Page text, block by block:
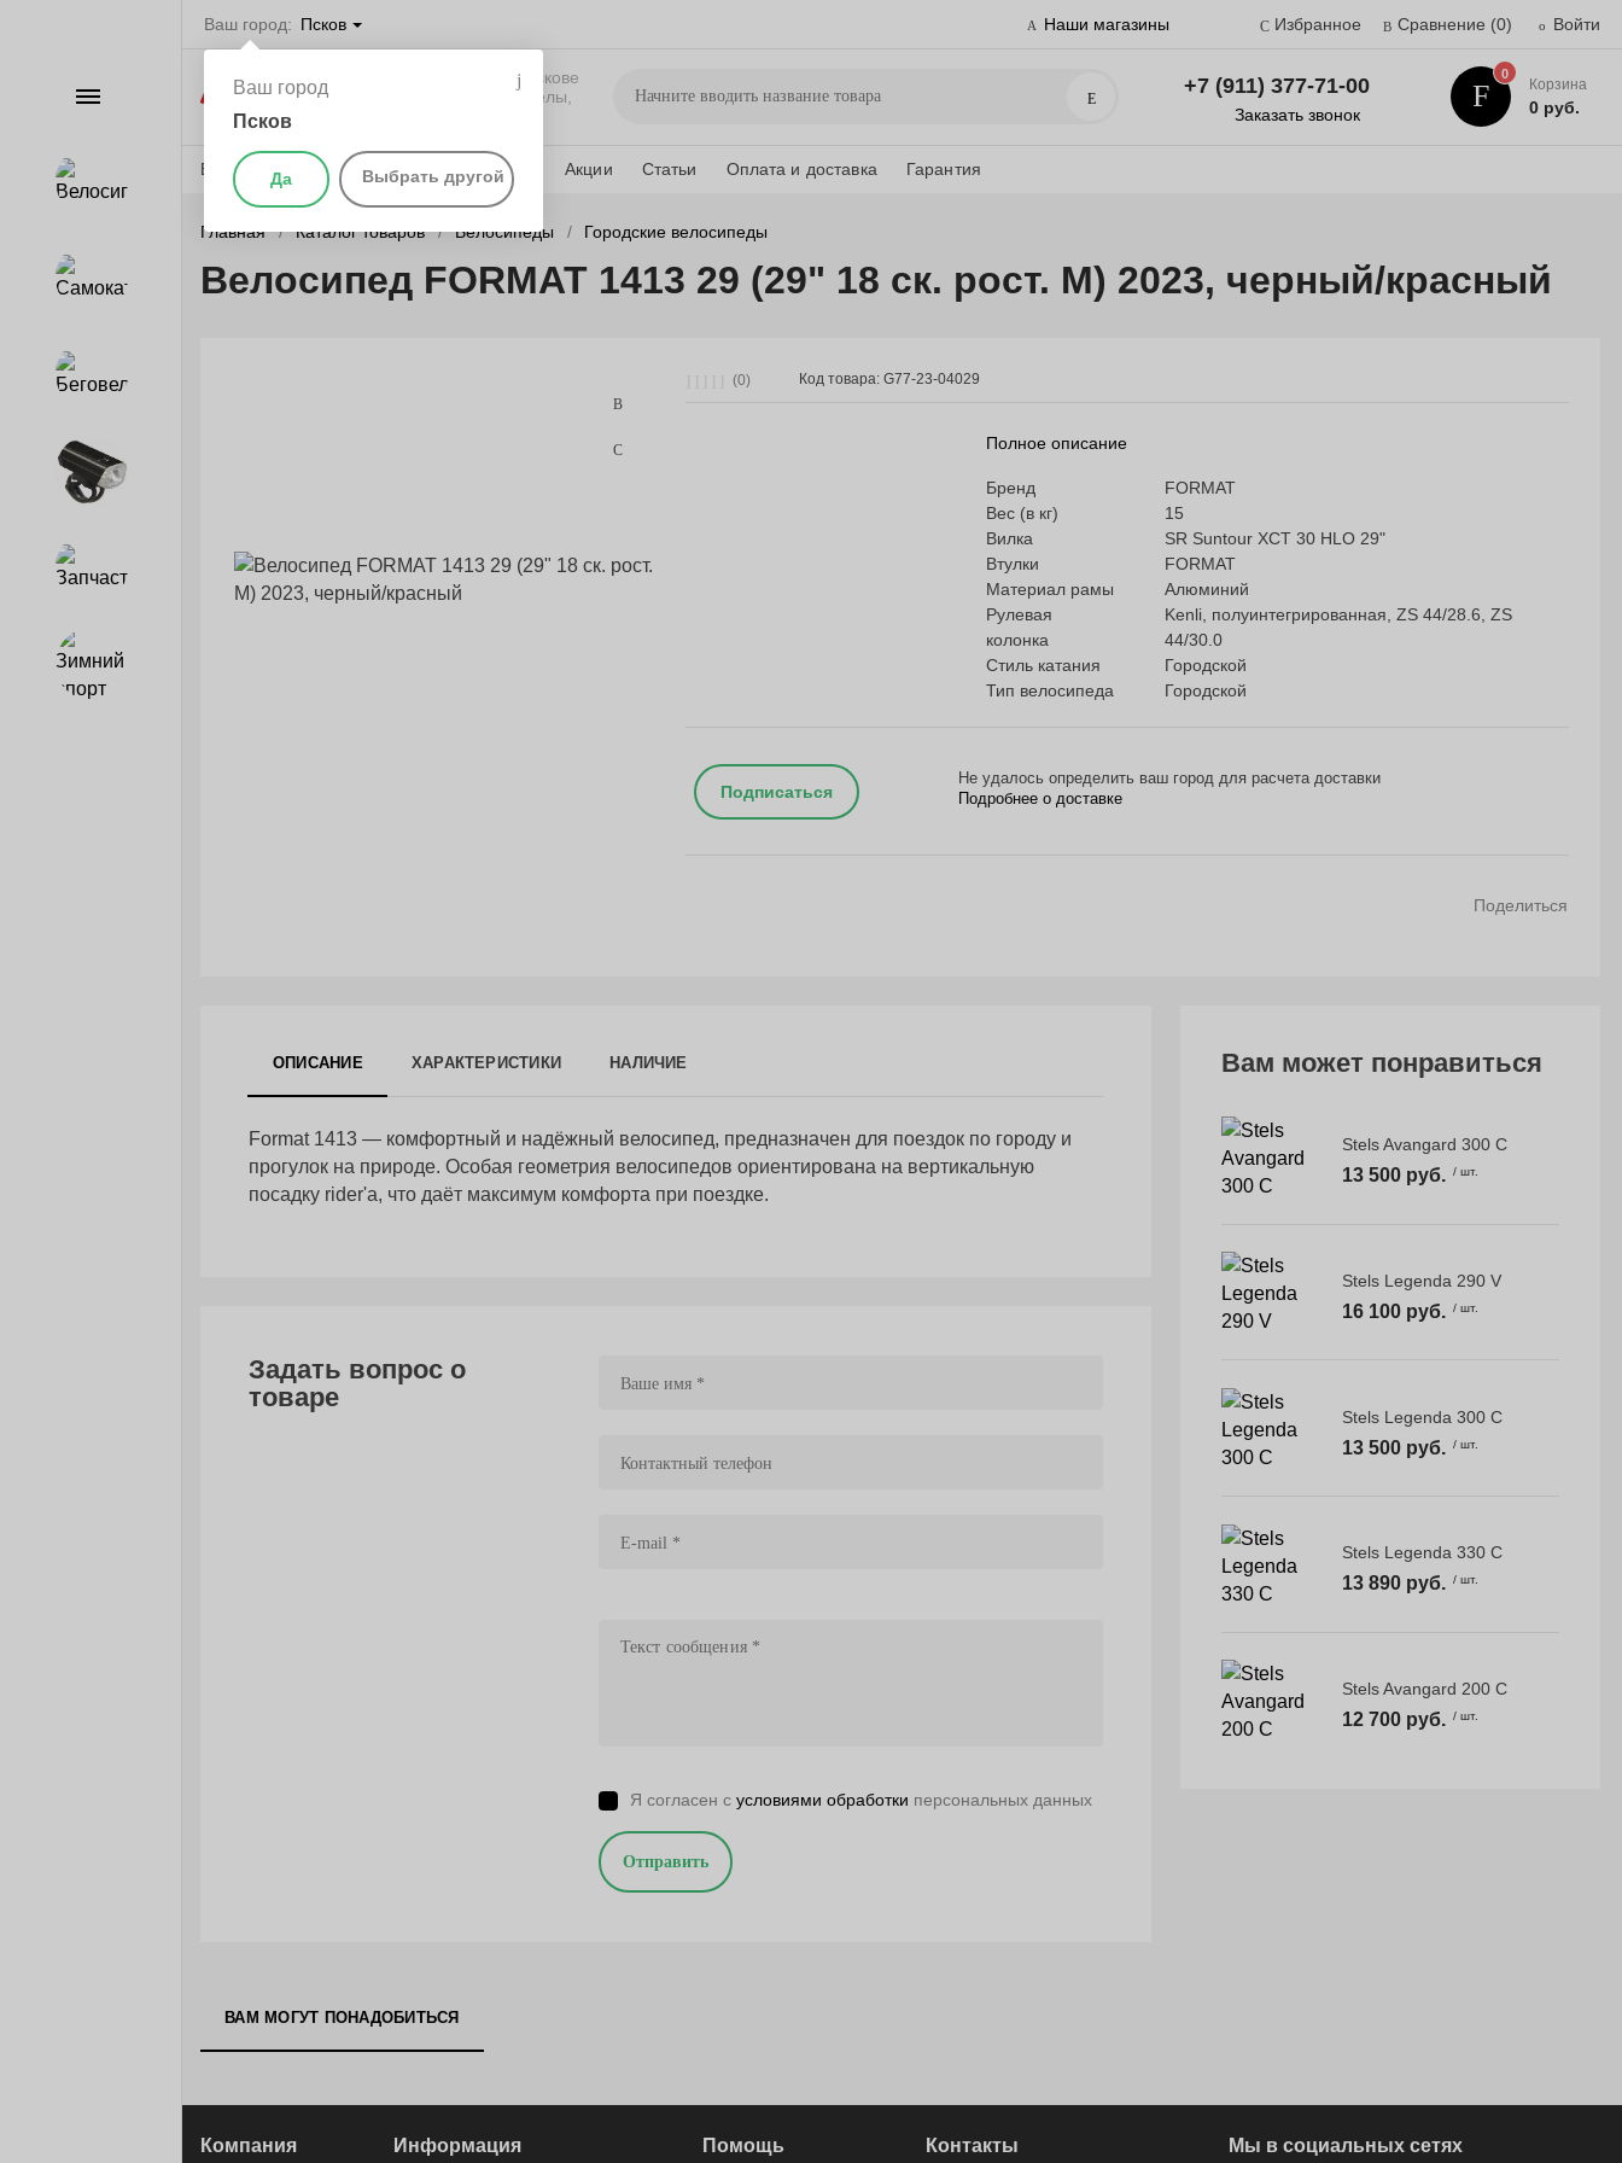
Ваш город: Псков
Ваш город
Псков
Да Выбрать другой
Наши магазины Избранное Сравнение (0) Войти
Велосипеды в Пскове
самокаты, беговелы,
Поиск +7 (911) 377-71-00
Заказать звонок
0
Корзина
0 руб.
Веломагазины Бренды О компании Акции Статьи Оплата и доставка Гарантия
Каталог
Велосипеды
Самокаты
Запчасти
Главная Каталог товаров Велосипеды Городские велосипеды
Велосипед FORMAT 1413 29 (29" 18 ск. рост. M) 2023, черный/красный
(0) Код товара: G77-23-04029
Полное описание
Бренд
FORMAT
Вес (в кг)
15
Вилка
SR Suntour XCT 30 HLO 29"
Втулки
FORMAT
Материал рамы
Алюминий
Рулевая
колонка
Kenli, полуинтегрированная, ZS 44/28.6, ZS
44/30.0
Стиль катания
Городской
Тип велосипеда
Городской
Подписаться
Не удалось определить ваш город для расчета доставки
Подробнее о доставке
Поделиться
ОПИСАНИЕ ХАРАКТЕРИСТИКИ НАЛИЧИЕ
Format 1413 — комфортный и надёжный велосипед, предназначен для поездок по городу и
прогулок на природе. Особая геометрия велосипедов ориентирована на вертикальную
посадку rider'a, что даёт максимум комфорта при поездке.
Задать вопрос о
товаре
Я согласен с условиями обработки персональных данных
Отправить
ВАМ МОГУТ ПОНАДОБИТЬСЯ
Вам может понравиться
Stels Avangard 300 C
13 500 руб. / шт.
Stels Legenda 290 V
16 100 руб. / шт.
Stels Legenda 300 C
13 500 руб. / шт.
Stels Legenda 330 C
13 890 руб. / шт.
Stels Avangard 200 С
12 700 руб. / шт.
Компания Информация Помощь Контакты Мы в социальных сетях